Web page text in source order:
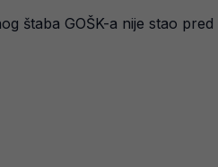
štaba GOŠK-a nije stao